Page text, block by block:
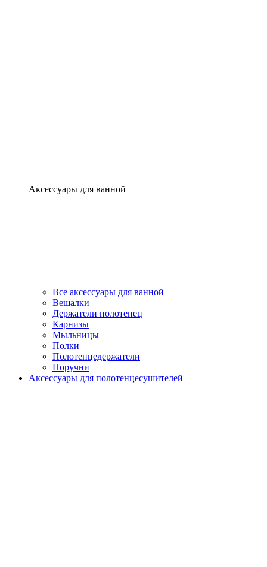
Аксессуары для ванной
Все аксессуары для ванной
Вешалки
Держатели полотенец
Карнизы
Мыльницы
Полки
Полотенцедержатели
Поручни
Аксессуары для полотенцесушителей